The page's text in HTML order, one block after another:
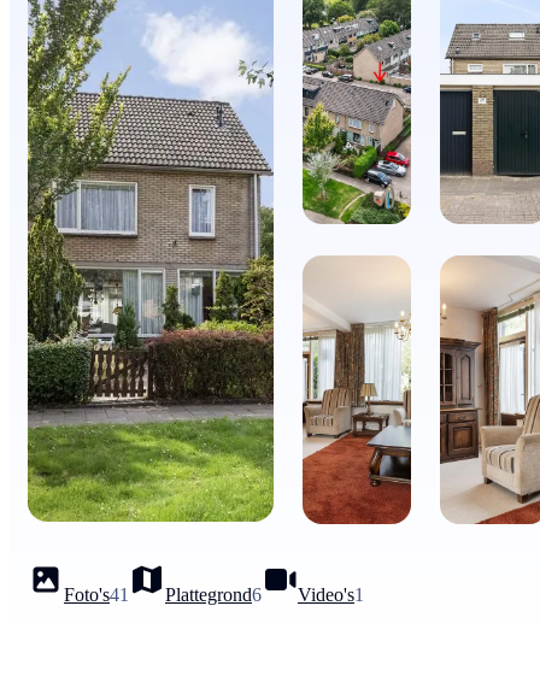
Foto's41 Plattegrond6 Video's1